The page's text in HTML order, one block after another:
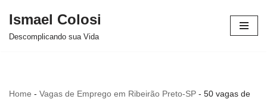
Avançar
Ismael Colosi
Descomplicando sua Vida
Home - Vagas de Emprego em Ribeirão Preto-SP - 50 vagas de